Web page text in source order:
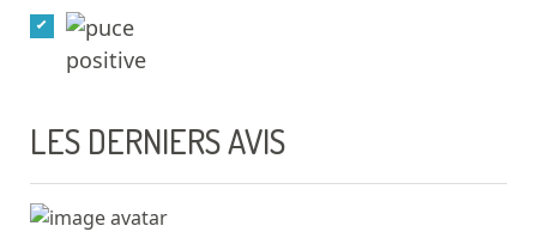
LES DERNIERS AVIS